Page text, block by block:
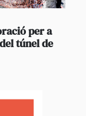
per a
túnel de